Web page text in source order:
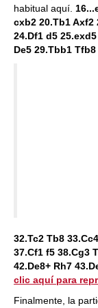
habitual aquí.
cxb2 20.Tb1 Axf2
24.Df1 d5
De5 29.Tbb1
32.Tc2 Tb8
37.Cf1 f5 38.Cg3
42.De8+ Rh7
clic aquí para
Finalmente, la